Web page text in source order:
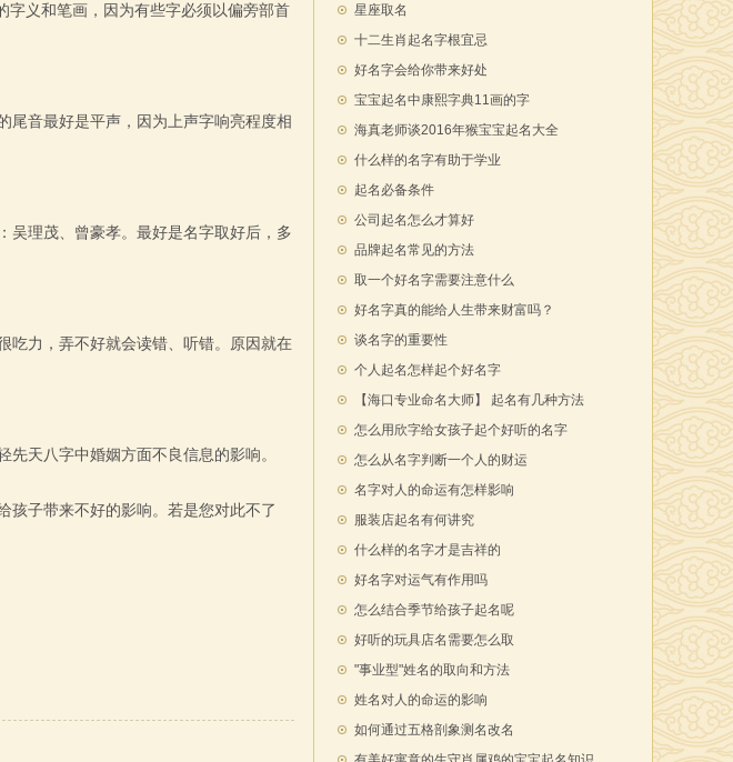
字义和笔画，因为有些字必须以偏旁部首
音最好是平声，因为上声字响亮程度相
理茂、曾豪孝。最好是名字取好后，多
吃力，弄不好就会读错、听错。原因就在
天八字中婚姻方面不良信息的影响。
孩子带来不好的影响。若是您对此不了
星座取名
十二生肖起名字根宜忌
好名字会给你带来好处
宝宝起名中康熙字典11画的字
海真老师谈2016年猴宝宝起名大全
什么样的名字有助于学业
起名必备条件
公司起名怎么才算好
品牌起名常见的方法
取一个好名字需要注意什么
好名字真的能给人生带来财富吗？
谈名字的重要性
个人起名怎样起个好名字
【海口专业命名大师】 起名有几种方法
怎么用欣字给女孩子起个好听的名字
怎么从名字判断一个人的财运
名字对人的命运有怎样影响
服装店起名有何讲究
什么样的名字才是吉祥的
好名字对运气有作用吗
怎么结合季节给孩子起名呢
好听的玩具店名需要怎么取
"事业型"姓名的取向和方法
姓名对人的命运的影响
如何通过五格剖象测名改名